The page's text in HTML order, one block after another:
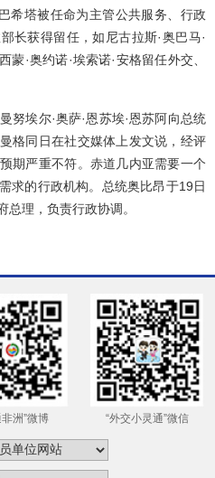
希塔被任命为主管公共服务、行政
长获得留任，如尼古拉斯·奥巴马·
·奥约诺·埃索诺·安格留任外交、
努埃尔·奥萨·恩苏埃·恩苏阿向总统
格同日在社交媒体上发文说，经评
期严重不符。赤道几内亚需要一个
求的行政机构。总统奥比昂于19日
理，负责行政协调。
非洲”微博 “外交小灵通”微信